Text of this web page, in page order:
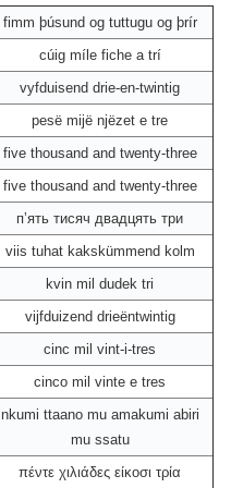
fimm þúsund og tuttugu og þrír
cúig míle fiche a trí
vyfduisend drie-en-twintig
pesë mijë njëzet e tre
five thousand and twenty-three
five thousand and twenty-three
пʼять тисяч двадцять три
viis tuhat kakskümmend kolm
kvin mil dudek tri
vijfduizend drieëntwintig
cinc mil vint-i-tres
cinco mil vinte e tres
nkumi ttaano mu amakumi abiri
mu ssatu
πέντε χιλιάδες είκοσι τρία